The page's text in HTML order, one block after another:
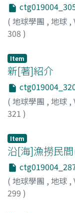
( 地球學團 , 地球 ,
308 )
Item
新[著]紹介
( 地球學團 , 地球 ,
321 )
Item
沿[海]漁撈民
( 地球學團 , 地球 ,
299 )